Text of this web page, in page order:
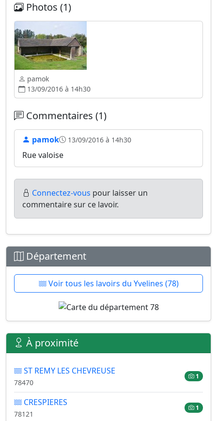
Photos (1)
pamok
13/09/2016 à 14h30
Commentaires (1)
pamok 13/09/2016 à 14h30
Rue valoise
Connectez-vous pour laisser un
commentaire sur ce lavoir.
Département
Voir tous les lavoirs du Yvelines (78)
À proximité
ST REMY LES CHEVREUSE
78470
1
CRESPIERES
78121
1